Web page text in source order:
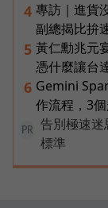
4 專訪｜進貨
副總揭比拚
5 黃仁勳兆元
憑什麼讓台
6 Gemini
作流程，3
PR
告別極速
標準